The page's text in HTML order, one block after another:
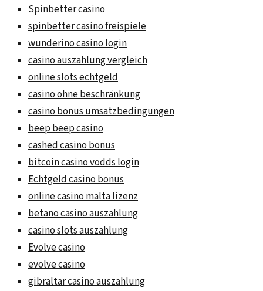
Spinbetter casino
spinbetter casino freispiele
wunderino casino login
casino auszahlung vergleich
online slots echtgeld
casino ohne beschränkung
casino bonus umsatzbedingungen
beep beep casino
cashed casino bonus
bitcoin casino vodds login
Echtgeld casino bonus
online casino malta lizenz
betano casino auszahlung
casino slots auszahlung
Evolve casino
evolve casino
gibraltar casino auszahlung